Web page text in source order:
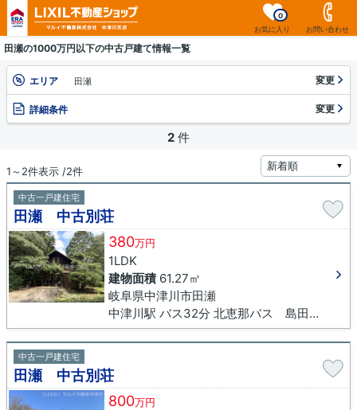
お気に入り
0
お問い合わせ
田瀬の1000万円以下の中古戸建て情報一覧
エリア 田瀬 変更
詳細条件 変更
2 件
1～2件表示 /2件
中古一戸建住宅
田瀬 中古別荘
380万円
1LDK
建物面積61.27㎡
岐阜県中津川市田瀬
中津川駅 バス32分 北恵那バス 島田橋下車 徒歩15分
中古一戸建住宅
田瀬 中古別荘
800万円